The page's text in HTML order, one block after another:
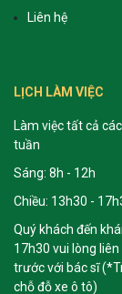
Liên hệ
LỊCH LÀM VIỆC
Làm việc tất cả
tuần
Sáng: 8h - 12h
Chiều: 13h30 -
Quý khách đến
17h30 vui lòng liên
trước với bác sĩ
chỗ đỗ xe ô tô)